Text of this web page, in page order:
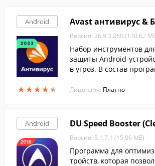
Android
★★★★★
★★★★★
Avast антивирус &
Версия: 26.9.3.260 (130.62
Набор инструментов
защиты Android-
в угроз. В состав
езопасности, а также
Лицензия: Платно
Android DU Speed Booster
Версия: 3.1.7.1 (15.06 МБ)
Программа для
тройств, которая